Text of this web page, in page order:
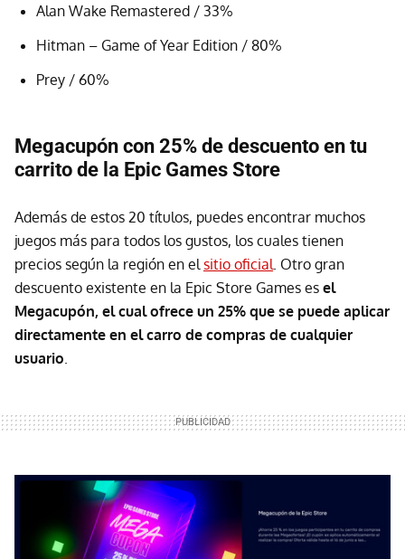
Alan Wake Remastered / 33%
Hitman – Game of Year Edition / 80%
Prey / 60%
Megacupón con 25% de descuento en tu
carrito de la Epic Games Store
Además de estos 20 títulos, puedes encontrar muchos
juegos más para todos los gustos, los cuales tienen
precios según la región en el sitio oficial . Otro gran
descuento existente en la Epic Store Games es el
Megacupón, el cual ofrece un 25% que se puede aplicar
directamente en el carro de compras de cualquier
usuario